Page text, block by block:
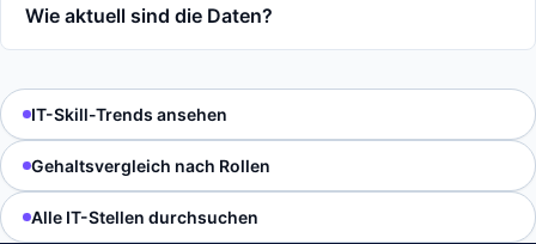
Wie aktuell sind die Daten?
IT-Skill-Trends ansehen
Gehaltsvergleich nach Rollen
Alle IT-Stellen durchsuchen